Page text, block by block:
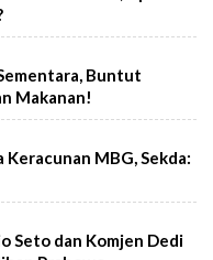
Buntut
Makanan!
Keracunan MBG, Sekda:
Seto dan Komjen Dedi